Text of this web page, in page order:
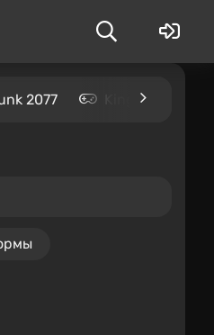
2077 Kingdom